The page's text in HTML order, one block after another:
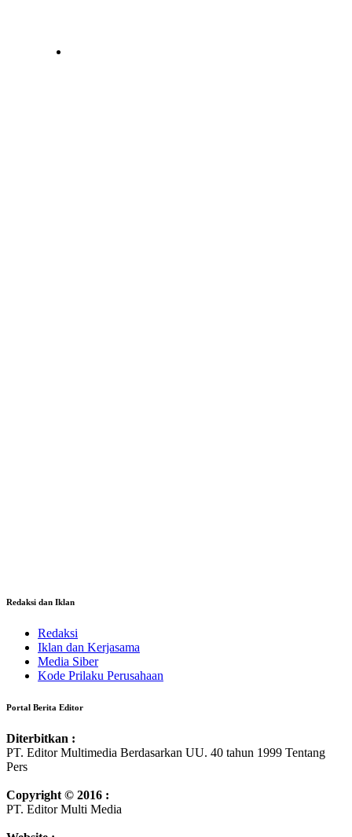
Redaksi dan Iklan
Redaksi
Iklan dan Kerjasama
Media Siber
Kode Prilaku Perusahaan
Portal Berita Editor
Diterbitkan :
PT. Editor Multimedia Berdasarkan UU. 40 tahun 1999 Tentang
Pers
Copyright © 2016 :
PT. Editor Multi Media